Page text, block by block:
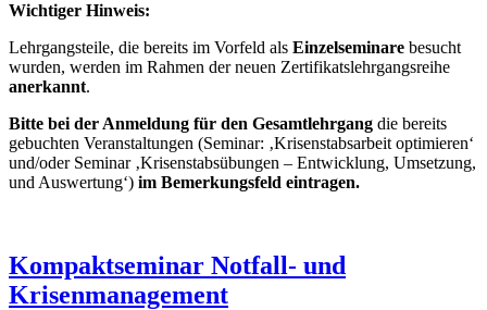
Wichtiger Hinweis:
Lehrgangsteile, die bereits im Vorfeld als Einzelseminare besucht
wurden, werden im Rahmen der neuen Zertifikatslehrgangsreihe
anerkannt.
Bitte bei der Anmeldung für den Gesamtlehrgang die bereits
gebuchten Veranstaltungen (Seminar: ‚Krisenstabsarbeit optimieren‘
und/oder Seminar ‚Krisenstabsübungen – Entwicklung, Umsetzung,
und Auswertung‘) im Bemerkungsfeld eintragen.
Kompaktseminar Notfall- und
Krisenmanagement